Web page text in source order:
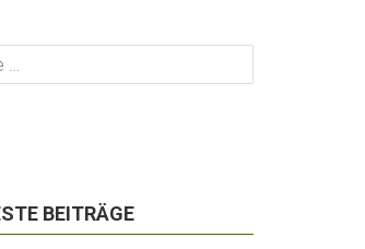
BEITRÄGE